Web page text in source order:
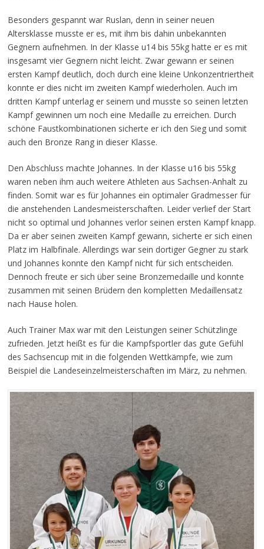
Besonders gespannt war Ruslan, denn in seiner neuen
Altersklasse musste er es, mit ihm bis dahin unbekannten
Gegnern aufnehmen. In der Klasse u14 bis 55kg hatte er es mit
insgesamt vier Gegnern nicht leicht. Zwar gewann er seinen
ersten Kampf deutlich, doch durch eine kleine Unkonzentriertheit
konnte er dies nicht im zweiten Kampf wiederholen. Auch im
dritten Kampf unterlag er seinem und musste so seinen letzten
Kampf gewinnen um noch eine Medaille zu erreichen. Durch
schöne Faustkombinationen sicherte er ich den Sieg und somit
auch den Bronze Rang in dieser Klasse.
Den Abschluss machte Johannes. In der Klasse u16 bis 55kg
waren neben ihm auch weitere Athleten aus Sachsen-Anhalt zu
finden. Somit war es für Johannes ein optimaler Gradmesser für
die anstehenden Landesmeisterschaften. Leider verlief der Start
nicht so optimal und Johannes verlor seinen ersten Kampf knapp.
Da er aber seinen zweiten Kampf gewann, sicherte er sich einen
Platz im Halbfinale. Allerdings war sein dortiger Gegner zu stark
und Johannes konnte den Kampf nicht für sich entscheiden.
Dennoch freute er sich über seine Bronzemedaille und konnte
zusammen mit seinen Brüdern den kompletten Medaillensatz
nach Hause holen.
Auch Trainer Max war mit den Leistungen seiner Schützlinge
zufrieden. Jetzt heißt es für die Kampfsportler das gute Gefühl
des Sachsencup mit in die folgenden Wettkämpfe, wie zum
Beispiel die Landeseinzelmeisterschaften im März, zu nehmen.